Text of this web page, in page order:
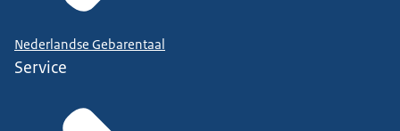
Nederlandse Gebarentaal
Service